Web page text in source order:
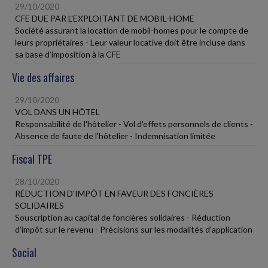
29/10/2020
CFE DUE PAR L'EXPLOITANT DE MOBIL-HOME
Société assurant la location de mobil-homes pour le compte de
leurs propriétaires - Leur valeur locative doit être incluse dans
sa base d'imposition à la CFE
Vie des affaires
29/10/2020
VOL DANS UN HÔTEL
Responsabilité de l'hôtelier - Vol d'effets personnels de clients -
Absence de faute de l'hôtelier - Indemnisation limitée
Fiscal TPE
28/10/2020
RÉDUCTION D'IMPÔT EN FAVEUR DES FONCIÈRES
SOLIDAIRES
Souscription au capital de foncières solidaires - Réduction
d'impôt sur le revenu - Précisions sur les modalités d'application
Social